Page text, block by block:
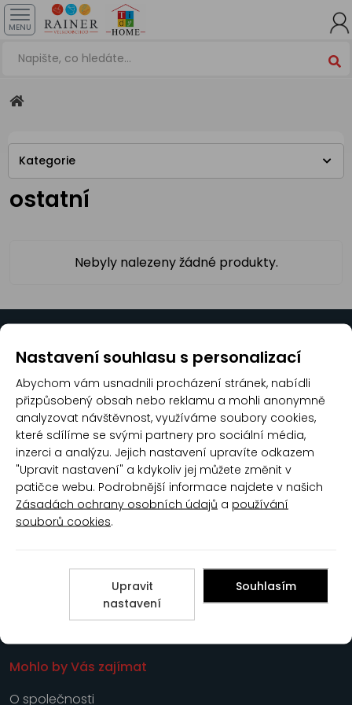
MENU
Kategorie
ostatní
Nebyly nalezeny žádné produkty.
RAINER velkoobchod, s.r.o.
IČO: 08931411
DIČ: CZ08931411
Zákaznická péče
Obchodní podmínky
Mohlo by Vás zajímat
O společnosti
Nastavení souhlasu s personalizací
Abychom vám usnadnili procházení stránek, nabídli
přizpůsobený obsah nebo reklamu a mohli anonymně
analyzovat návštěvnost, využíváme soubory cookies,
které sdílíme se svými partnery pro sociální média,
inzerci a analýzu. Jejich nastavení upravíte odkazem
"Upravit nastavení" a kdykoliv jej můžete změnit v
patičce webu. Podrobnější informace najdete v našich
Zásadách ochrany osobních údajů a používání
souborů cookies.
Upravit
nastavení
Souhlasím